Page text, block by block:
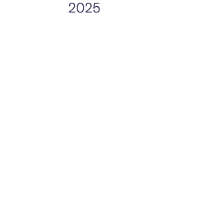
2025